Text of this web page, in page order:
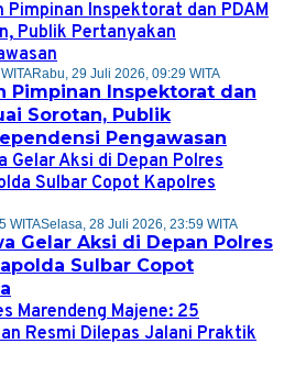
Rabu, 29 Juli 2026, 09:29 WITA
Pimpinan Inspektorat dan
Sorotan, Publik
Pengawasan
WITASelasa, 28 Juli 2026, 23:59 WITA
Gelar Aksi di Depan Polres
Sulbar Copot